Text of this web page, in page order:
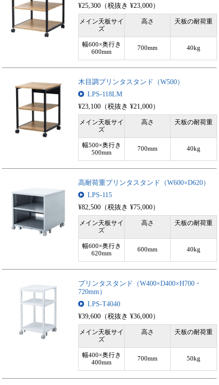
¥25,300（税抜き ¥23,000）
メイン天板サイ
ズ
高さ 天板の耐荷重
幅600×奥行き
600mm
700mm 40kg
木目調プリンタスタンド（W500）
LPS-118LM
¥23,100（税抜き ¥21,000）
メイン天板サイ
ズ
高さ 天板の耐荷重
幅500×奥行き
500mm
700mm 40kg
高耐荷重プリンタスタンド（W600×D620）
LPS-115
¥82,500（税抜き ¥75,000）
メイン天板サイ
ズ
高さ 天板の耐荷重
幅600×奥行き
620mm
600mm 40kg
プリンタスタンド（W400×D400×H700・
720mm）
LPS-T4040
¥39,600（税抜き ¥36,000）
メイン天板サイ
ズ
高さ 天板の耐荷重
幅400×奥行き
400mm
700mm 50kg